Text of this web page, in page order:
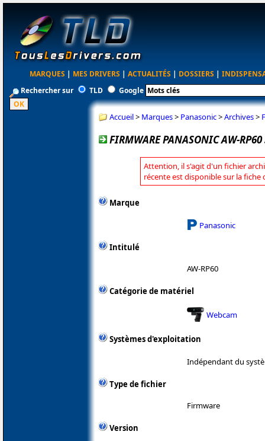
MARQUES | MES DRIVERS | ACTUALITÉS | DOSSIERS |
Rechercher sur
TLD Google
Accueil> Marques> Panasonic>Archives>
FIRMWARE PANASONIC AW-
Attention, il s'agit d'un fichier
récente est disponible sur la fiche
Marque
Panasonic
Intitulé
AW-RP60
Catégorie de matériel
Webcam
Systèmes d'exploitation
Indépendant du
Type de fichier
Firmware
Version